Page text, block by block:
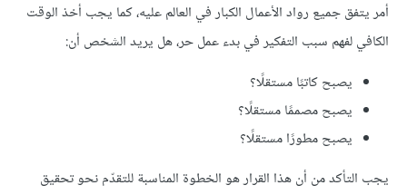
أمر يتفق جميع رواد الأعمال الكبار في العالم عليه، كما يجب أخذ الوقت
الكافي لفهم سبب التفكير في بدء عمل حر، هل يريد الشخص أن:
يصبح كاتبًا مستقلًا؟
يصبح مصممًا مستقلًا؟
يصبح مطورًا مستقلًا؟
يجب التأكد من أن هذا القرار هو الخطوة المناسبة للتقدّم نحو تحقيق